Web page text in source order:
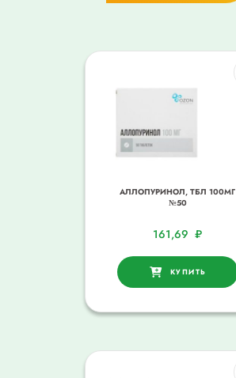
АЛЛОПУРИНОЛ, ТБЛ 100МГ
№50
161,69 ₽
КУПИТЬ